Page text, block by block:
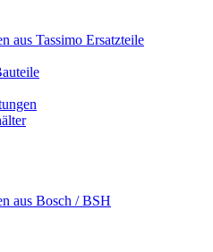
aus Tassimo Ersatzteile
aus Bosch / BSH